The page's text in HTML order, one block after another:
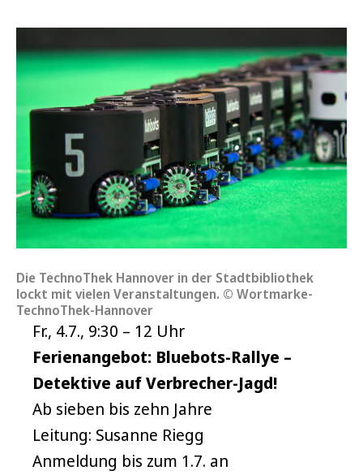
Die TechnoThek Hannover in der Stadtbibliothek
lockt mit vielen Veranstaltungen. © Wortmarke-
TechnoThek-Hannover
Fr., 4.7., 9:30 – 12 Uhr
Ferienangebot: Bluebots-Rallye –
Detektive auf Verbrecher-Jagd!
Ab sieben bis zehn Jahre
Leitung: Susanne Riegg
Anmeldung bis zum 1.7. an